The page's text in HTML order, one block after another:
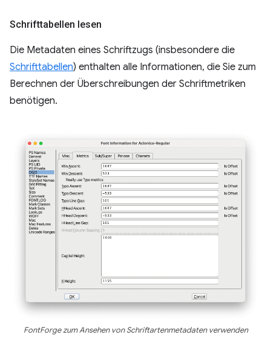
Schrifttabellen lesen
Die Metadaten eines Schriftzugs (insbesondere die
Schrifttabellen) enthalten alle Informationen, die Sie zum
Berechnen der Überschreibungen der Schriftmetriken
benötigen.
FontForge zum Ansehen von Schriftartenmetadaten verwenden